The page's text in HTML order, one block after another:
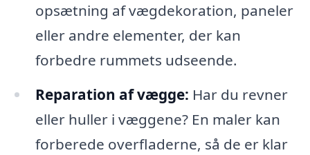
opsætning af vægdekoration, paneler
eller andre elementer, der kan
forbedre rummets udseende.
Reparation af vægge: Har du revner
eller huller i væggene? En maler kan
forberede overfladerne, så de er klar